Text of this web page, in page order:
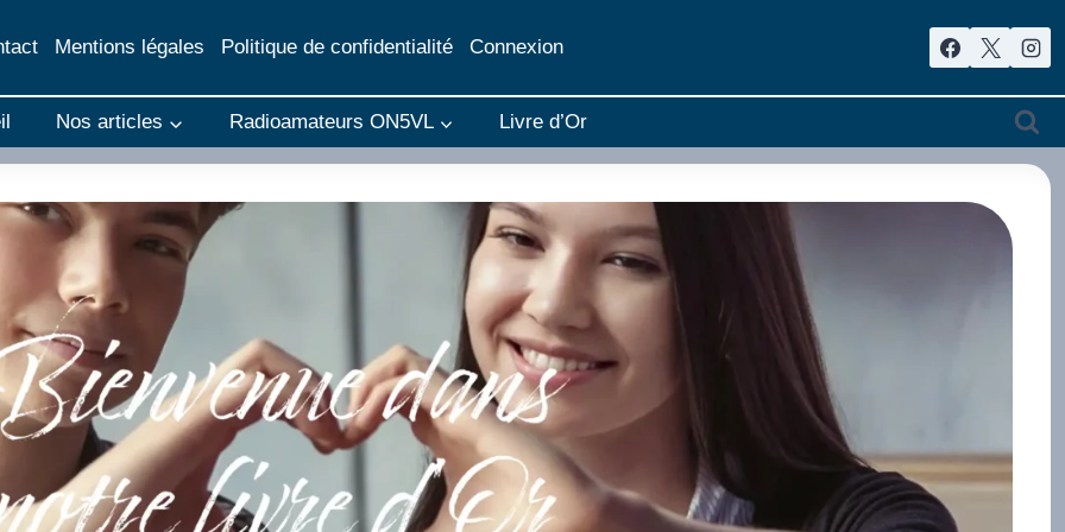
Mentions légales Politique de confidentialité Connexion
Nos articles Radioamateurs ON5VL Livre d’Or